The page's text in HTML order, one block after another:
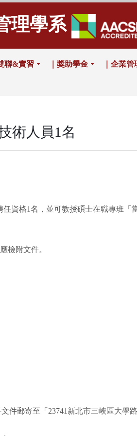
理學系
聯&實習 ｜獎助學金 ｜企業
術人員1名
資格1名，並可教授碩士在職專班
檢附文件。
件郵寄至「23741新北市三峽區大